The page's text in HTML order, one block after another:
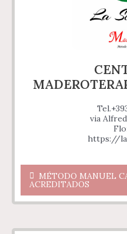
via
https://
MÉTODO MANUEL
ACREDITADOS